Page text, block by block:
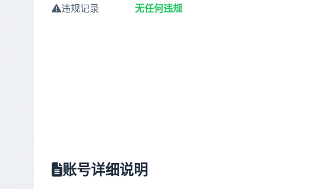
违规记录 无任何违规
账号详细说明